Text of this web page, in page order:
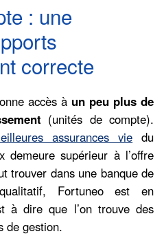
: une
correcte
accès à un peu plus de
(unités de compte).
assurances vie du
supérieur à l’offre
trouver dans une banque de
Fortuneo est en
à dire que l’on trouve des
de gestion.